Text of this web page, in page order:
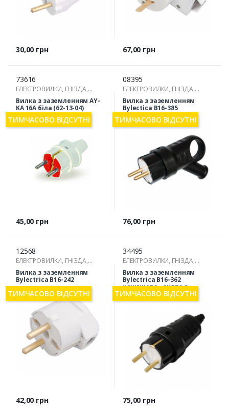
Ціна
30,00 грн Ціна
67,00 грн
73616
ЕЛЕКТРОВИЛКИ, ГНІЗДА,
РОЗГАЛУЖУВАЧІ
Вилка з заземленням AY-
KA 16А біла (62-13-04)
Ціна
45,00 грн
ТИМЧАСОВО ВІДСУТНІ
08395
ЕЛЕКТРОВИЛКИ, ГНІЗДА,
РОЗГАЛУЖУВАЧІ
Вилка з заземленням
Bylectica В16-385
каучукова з кільцем
Ціна
76,00 грн
ТИМЧАСОВО ВІДСУТНІ
12568
ЕЛЕКТРОВИЛКИ, ГНІЗДА,
РОЗГАЛУЖУВАЧІ
Вилка з заземленням
Bylectrica В16-242
Ціна
42,00 грн
ТИМЧАСОВО ВІДСУТНІ
34495
ЕЛЕКТРОВИЛКИ, ГНІЗДА,
РОЗГАЛУЖУВАЧІ
Вилка з заземленням
Bylectrica В16-362
каучукова - знято з
виробництва
Ціна
75,00 грн
ТИМЧАСОВО ВІДСУТНІ